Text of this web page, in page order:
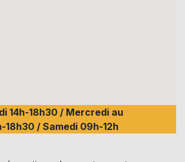
14h-18h30 / Mercredi au
18h30 / Samedi 09h-12h